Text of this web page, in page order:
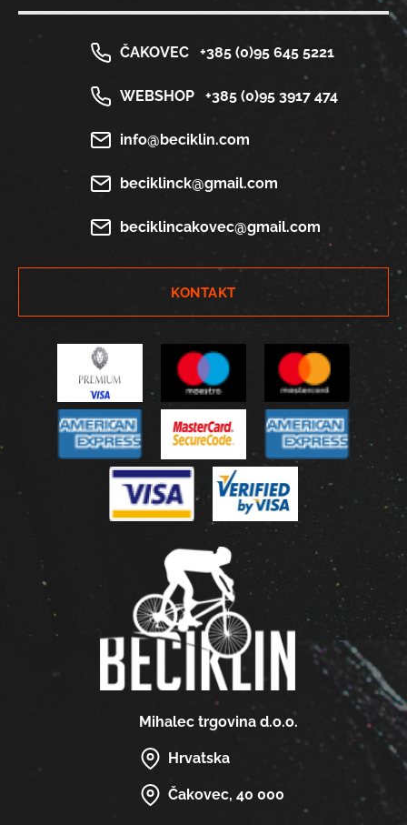
Mihalec trgovina d.o.o.
Hrvatska
Čakovec, 40 000
ČAKOVEC +385 (0)95 645 5221
WEBSHOP +385 (0)95 3917 474
info@beciklin.com
beciklinck@gmail.com
beciklincakovec@gmail.com
KONTAKT